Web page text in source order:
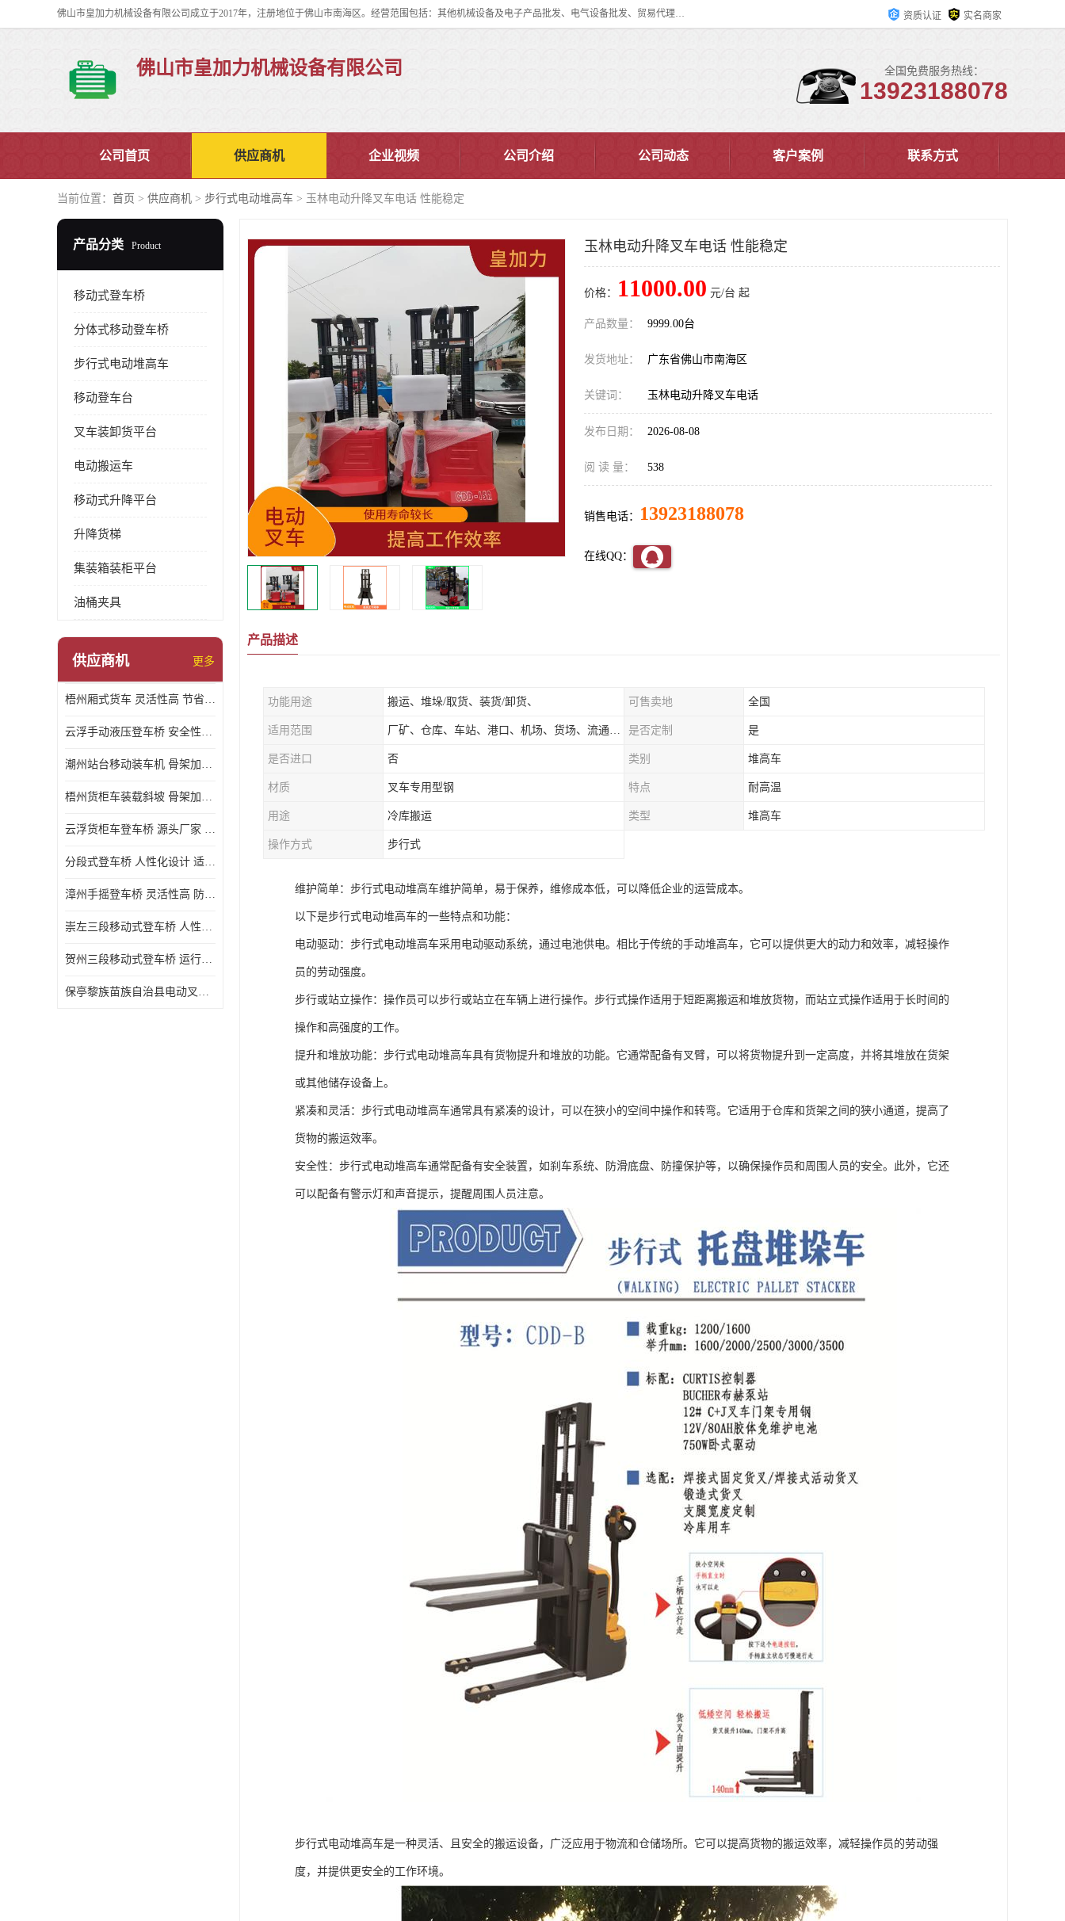
佛山市皇加力机械设备有限公司成立于2017年，注册地位于佛山市南海区。经营范围包括：其他机械设备及电子产品批发、电气设备批发、贸易代理、五金产品批发等；主要产品有：移动式登车桥、叉车装卸货平台、移动式升降机、升降货梯、油桶夹具、电动堆高车。 资质认证 实名商家
佛山市皇加力机械设备有限公司 全国免费服务热线：
13923188078
公司首页 供应商机 企业视频 公司介绍 公司动态 客户案例 联系方式
当前位置： 首页 > 供应商机 > 步行式电动堆高车 > 玉林电动升降叉车电话 性能稳定
产品分类 Product
移动式登车桥
分体式移动登车桥
步行式电动堆高车
移动登车台
叉车装卸货平台
电动搬运车
移动式升降平台
升降货梯
集装箱装柜平台
油桶夹具
供应商机 更多
梧州厢式货车 灵活性高 节省空间
云浮手动液压登车桥 安全性较高 节省空间
潮州站台移动装车机 骨架加密 承载更强 皇加力机械设备厂
梧州货柜车装载斜坡 骨架加密 承载更强 皇加力机械设备厂
云浮货柜车登车桥 源头厂家 提高装卸作业效率
分段式登车桥 人性化设计 适用性广
漳州手摇登车桥 灵活性高 防滑性能好
崇左三段移动式登车桥 人性化设计 防滑性能好
贺州三段移动式登车桥 运行可靠 防滑性能好
保亭黎族苗族自治县电动叉车 性能稳定 运行平稳
玉林电动升降叉车电话 性能稳定
价格： 11000.00 元/台 起
产品数量： 9999.00台
发货地址： 广东省佛山市南海区
关键词： 玉林电动升降叉车电话
发布日期： 2026-08-08
阅 读 量： 538
销售电话： 13923188078
在线QQ：
产品描述
功能用途 搬运、堆垛/取货、装货/卸货、 可售卖地 全国
适用范围 厂矿、仓库、车站、港口、机场、货场、流通中心和配送中心等场所 是否定制 是
是否进口 否 类别 堆高车
材质 叉车专用型钢 特点 耐高温
用途 冷库搬运 类型 堆高车
操作方式 步行式
维护简单：步行式电动堆高车维护简单，易于保养，维修成本低，可以降低企业的运营成本。
以下是步行式电动堆高车的一些特点和功能：
电动驱动：步行式电动堆高车采用电动驱动系统，通过电池供电。相比于传统的手动堆高车，它可以提供更大的动力和效率，减轻操作
员的劳动强度。
步行或站立操作：操作员可以步行或站立在车辆上进行操作。步行式操作适用于短距离搬运和堆放货物，而站立式操作适用于长时间的
操作和高强度的工作。
提升和堆放功能：步行式电动堆高车具有货物提升和堆放的功能。它通常配备有叉臂，可以将货物提升到一定高度，并将其堆放在货架
或其他储存设备上。
紧凑和灵活：步行式电动堆高车通常具有紧凑的设计，可以在狭小的空间中操作和转弯。它适用于仓库和货架之间的狭小通道，提高了
货物的搬运效率。
安全性：步行式电动堆高车通常配备有安全装置，如刹车系统、防滑底盘、防撞保护等，以确保操作员和周围人员的安全。此外，它还
可以配备有警示灯和声音提示，提醒周围人员注意。
步行式电动堆高车是一种灵活、且安全的搬运设备，广泛应用于物流和仓储场所。它可以提高货物的搬运效率，减轻操作员的劳动强
度，并提供更安全的工作环境。